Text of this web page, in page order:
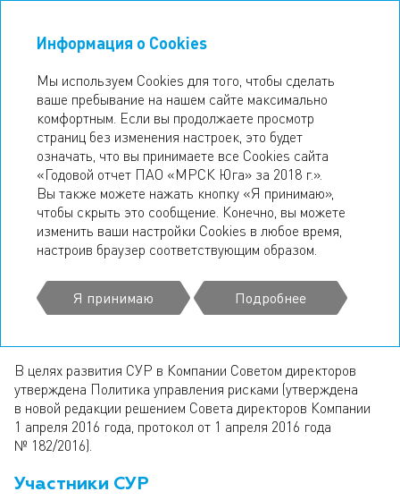
ГОДОВОЙ ОТЧЕТ 2018
СИСТЕМА УПРАВЛЕНИЯ
РИСКАМИ
В Компании действует система управления рисками
(далее – СУР), целью которой является обеспечение
устойчивого непрерывного функционирования и развития
Компании путем своевременной идентификации, оценки
и эффективного управления рисками, представляющими
деятельности и репутации Компании, здоровью
сотрудников, окружающей среде, а также имущественным
В целях развития СУР в Компании Советом директоров
утверждена Политика управления рисками (утверждена
в новой редакции решением Совета директоров Компании
1 апреля 2016 года, протокол от 1 апреля 2016 года
№ 182/2016).
Участники СУР
Информация о Cookies
Мы используем Cookies для того, чтобы сделать
ваше пребывание на нашем сайте максимально
комфортным. Если вы продолжаете просмотр
страниц без изменения настроек, это будет
означать, что вы принимаете все Cookies сайта
«Годовой отчет ПАО «МРСК Юга» за 2018 г.».
Вы также можете нажать кнопку «Я принимаю»,
чтобы скрыть это сообщение. Конечно, вы можете
изменить ваши настройки Cookies в любое время,
настроив браузер соответствующим образом.
Я принимаю Подробнее